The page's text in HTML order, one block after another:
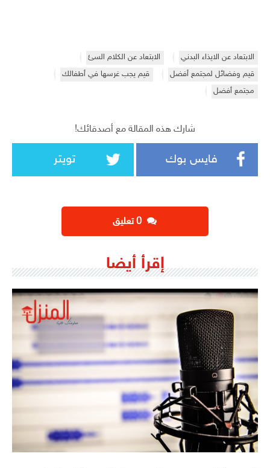
الابتعاد عن الايذاء البدني
الابتعاد عن الكلام السئ
قيم وفضائل لمجتمع أفضل
قيم يجب غرسها في أطفالك
مجتمع أفضل
شارك هذه المقالة مع أصدقائك!
فايس بوك تويتر
إقرأ أيضا